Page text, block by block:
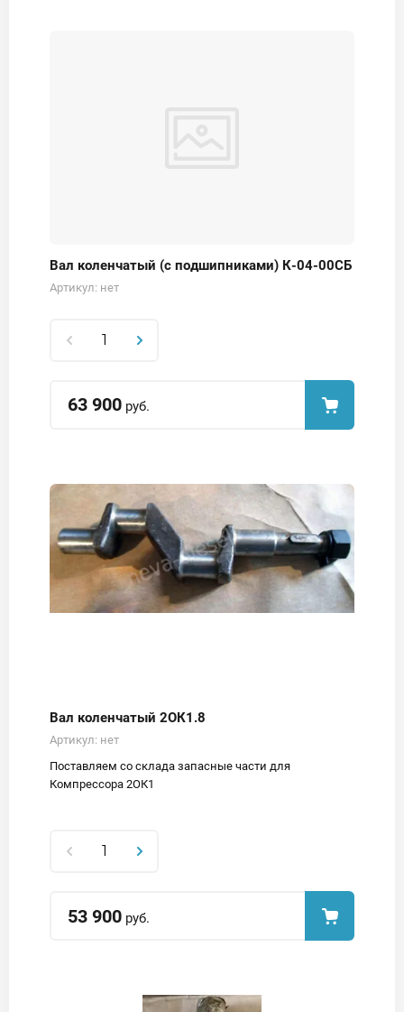
Вал коленчатый (с подшипниками) К-04-00СБ
Артикул: нет
63 900 руб.
Вал коленчатый 2ОК1.8
Артикул: нет
Поставляем со склада запасные части для
Компрессора 2ОК1
53 900 руб.